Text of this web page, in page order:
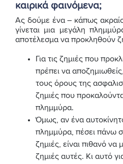
καιρικά φαινόμενα;
Ας δούμε ένα – κάπως
γίνεται μια μεγάλη
αποτέλεσμα να προκληθούν
Για τις ζημιές που
πρέπει να
τους όρους της
ζημιές που
πλημμύρα.
Όμως, αν ένα
πλημμύρα, πέσει πάνω
ζημιές, είναι πιθανό να
ζημιές αυτές. Κι αυτό